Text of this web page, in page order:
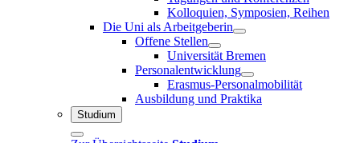
Kolloquien, Symposien, Reihen
Die Uni als Arbeitgeberin
Offene Stellen
Universität Bremen
Personalentwicklung
Erasmus-Personalmobilität
Ausbildung und Praktika
Studium